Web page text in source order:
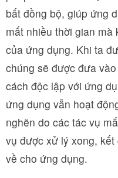
bất đồng bộ, giúp ứng
mất nhiều thời gian mà
của ứng dụng. Khi ta
chúng sẽ được đưa
cách độc lập với ứng
ứng dụng vẫn hoạt
nghẽn do các tác vụ
vụ được xử lý xong,
về cho ứng dụng.